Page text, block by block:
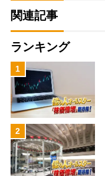
関連記事
ランキング
1
2